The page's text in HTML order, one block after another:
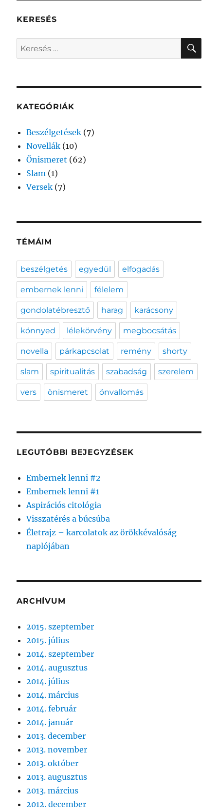
KERESÉS
Keresés
a
kifejezésre:
KATEGÓRIÁK
Beszélgetések (7)
Novellák (10)
Önismeret (62)
Slam (1)
Versek (7)
TÉMÁIM
beszélgetés egyedül elfogadás
embernek lenni félelem
gondolatébresztő harag karácsony
könnyed lélekörvény megbocsátás
novella párkapcsolat remény shorty
slam spiritualitás szabadság szerelem
vers önismeret önvallomás
LEGUTÓBBI BEJEGYZÉSEK
Embernek lenni #2
Embernek lenni #1
Aspirációs citológia
Visszatérés a búcsúba
Életrajz – karcolatok az örökkévalóság
naplójában
ARCHÍVUM
2015. szeptember
2015. július
2014. szeptember
2014. augusztus
2014. július
2014. március
2014. február
2014. január
2013. december
2013. november
2013. október
2013. augusztus
2013. március
2012. december